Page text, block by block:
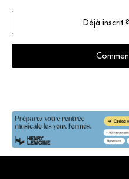
Déjà inscrit